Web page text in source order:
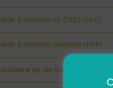
Aide à domicile LE CRES (H/F)
Aide à domicile GANGES (H/F)
Auxiliaire de vie GANGES (H/F)